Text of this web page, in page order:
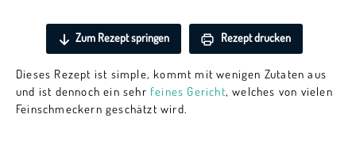
Zum Rezept springen Rezept drucken
Dieses Rezept ist simple, kommt mit wenigen Zutaten aus
und ist dennoch ein sehr feines Gericht, welches von vielen
Feinschmeckern geschätzt wird.